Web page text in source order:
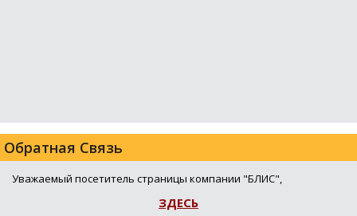
Обратная Связь
Уважаемый посетитель страницы компании "БЛИС",
ЗДЕСЬ